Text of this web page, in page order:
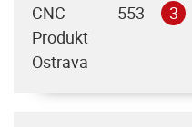
CNC
Produkt
Ostrava
553 3